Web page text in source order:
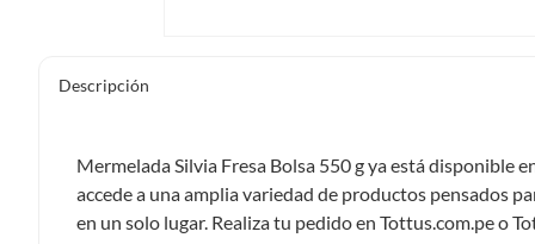
Descripción
Mermelada Silvia Fresa Bolsa 550 g ya está disponible
accede a una amplia variedad de productos pensados
en un solo lugar. Realiza tu pedido en Tottus.com.pe o